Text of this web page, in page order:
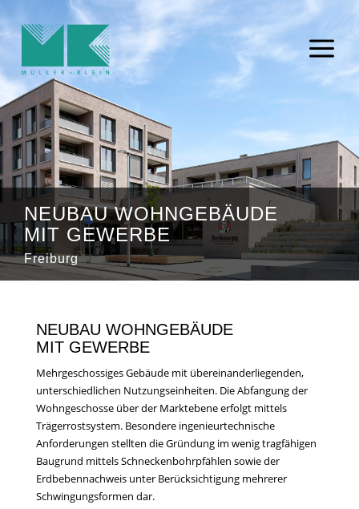
a
NEUBAU WOHNGEBÄUDE
MIT GEWERBE
Freiburg
NEUBAU WOHNGEBÄUDE
MIT GEWERBE
Mehrgeschossiges Gebäude mit übereinanderliegenden,
unterschiedlichen Nutzungseinheiten. Die Abfangung der
Wohngeschosse über der Marktebene erfolgt mittels
Trägerrostsystem. Besondere ingenieurtechnische
Anforderungen stellten die Gründung im wenig tragfähigen
Baugrund mittels Schneckenbohrpfählen sowie der
Erdbebennachweis unter Berücksichtigung mehrerer
Schwingungsformen dar.